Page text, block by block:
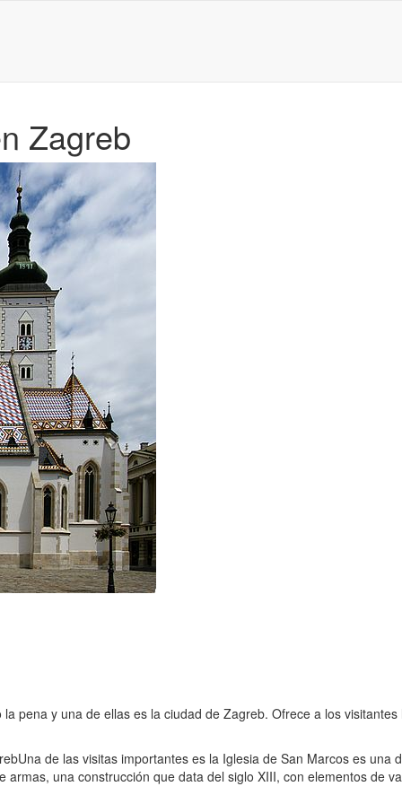
Zagreb
pena y una de ellas es la ciudad de Zagreb. Ofrece a los
Una de las visitas importantes es la Iglesia de San Marcos es
una construcción que data del siglo XIII, con elementos de